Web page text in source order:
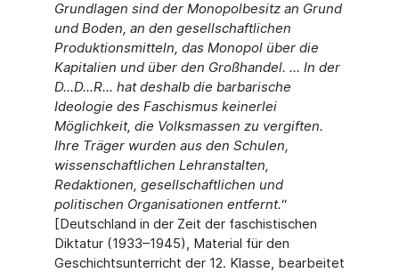
Grundlagen sind der Monopolbesitz an Grund
und Boden, an den gesellschaftlichen
Produktionsmitteln, das Monopol über die
Kapitalien und über den Großhandel. ... In der
D...D...R... hat deshalb die barbarische
Ideologie des Faschismus keinerlei
Möglichkeit, die Volksmassen zu vergiften.
Ihre Träger wurden aus den Schulen,
wissenschaftlichen Lehranstalten,
Redaktionen, gesellschaftlichen und
politischen Organisationen entfernt.“
[Deutschland in der Zeit der faschistischen
Diktatur (1933–1945), Material für den
Geschichtsunterricht der 12. Klasse, bearbeitet